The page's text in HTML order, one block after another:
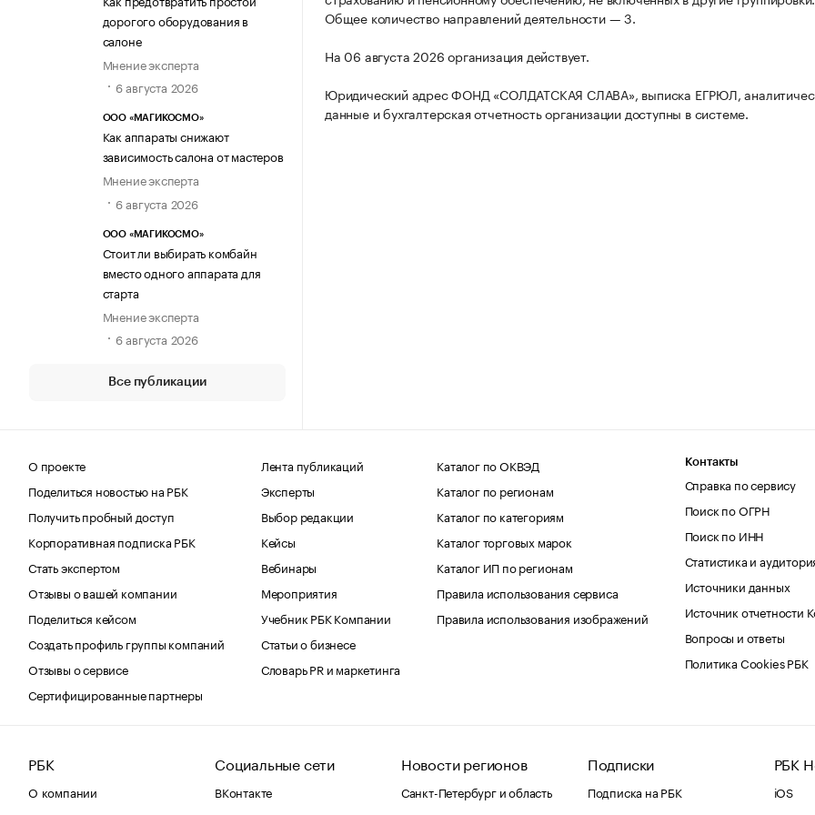
дорогого оборудования в
салоне
Мнение эксперта
6 августа 2026
ООО «МАГИКОСМО»
Как аппараты снижают
зависимость салона от мастеров
Мнение эксперта
6 августа 2026
ООО «МАГИКОСМО»
Стоит ли выбирать комбайн
вместо одного аппарата для
старта
Мнение эксперта
6 августа 2026
Все публикации
Общее количество направлений деятельности — 3.
На 06 августа 2026 организация действует.
Юридический адрес ФОНД «СОЛДАТСКАЯ СЛАВА», выписка ЕГРЮЛ,
данные и бухгалтерская отчетность организации доступны в системе.
О проекте
Поделиться новостью на РБК
Получить пробный доступ
Корпоративная подписка РБК
Стать экспертом
Отзывы о вашей компании
Поделиться кейсом
Создать профиль группы компаний
Отзывы о сервисе
Сертифицированные партнеры
Лента публикаций
Эксперты
Выбор редакции
Кейсы
Вебинары
Мероприятия
Учебник РБК Компании
Статьи о бизнесе
Словарь PR и маркетинга
Каталог по ОКВЭД
Каталог по регионам
Каталог по категориям
Каталог торговых марок
Каталог ИП по регионам
Правила использования сервиса
Правила использования изображений
Контакты
Справка по сервису
Поиск по ОГРН
Поиск по ИНН
Статистика и
Источники данных
Источник отчетности
Вопросы и ответы
Политика Cookies РБК
РБК
О компании
Социальные сети
ВКонтакте
Новости регионов
Санкт-Петербург и область
Подписки
Подписка на РБК
РБК
iOS